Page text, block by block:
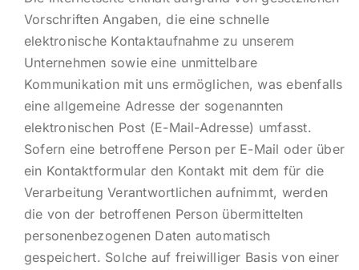
Vorschriften Angaben, die eine schnelle
elektronische Kontaktaufnahme zu unserem
Unternehmen sowie eine unmittelbare
Kommunikation mit uns ermöglichen, was ebenfalls
eine allgemeine Adresse der sogenannten
elektronischen Post (E-Mail-Adresse) umfasst.
Sofern eine betroffene Person per E-Mail oder über
ein Kontaktformular den Kontakt mit dem für die
Verarbeitung Verantwortlichen aufnimmt, werden
die von der betroffenen Person übermittelten
personenbezogenen Daten automatisch
gespeichert. Solche auf freiwilliger Basis von einer